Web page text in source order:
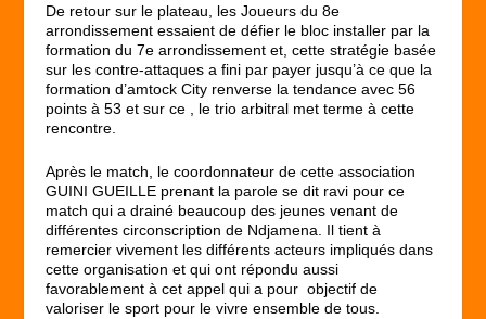
De retour sur le plateau, les Joueurs du 8e
arrondissement essaient de défier le bloc installer par la
formation du 7e arrondissement et, cette stratégie basée
sur les contre-attaques a fini par payer jusqu’à ce que la
formation d’amtock City renverse la tendance avec 56
points à 53 et sur ce , le trio arbitral met terme à cette
rencontre.
Après le match, le coordonnateur de cette association
GUINI GUEILLE prenant la parole se dit ravi pour ce
match qui a drainé beaucoup des jeunes venant de
différentes circonscription de Ndjamena. Il tient à
remercier vivement les différents acteurs impliqués dans
cette organisation et qui ont répondu aussi
favorablement à cet appel qui a pour objectif de
valoriser le sport pour le vivre ensemble de tous.